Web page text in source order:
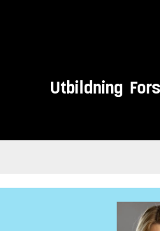
Utbildning